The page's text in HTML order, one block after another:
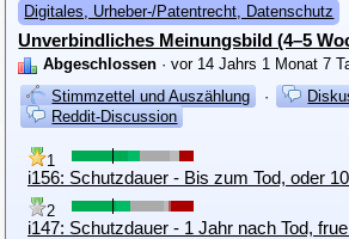
Digitales, Urheber-/Patentrecht, Datenschutz
Unverbindliches Meinungsbild (4–5
Abgeschlossen · vor 14 Jahrs 1 Monat 7
Stimmzettel und Auszählung
·
Reddit-Discussion
1
2